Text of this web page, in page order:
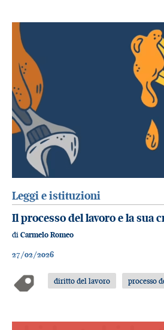
Leggi e istituzioni
Il processo del lavoro e la sua
di Carmelo Romeo
27/02/2026
diritto del lavoro processo